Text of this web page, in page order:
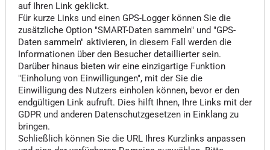
auf Ihren Link geklickt.
Für kurze Links und einen GPS-Logger können Sie die
zusätzliche Option "SMART-Daten sammeln" und "GPS-
Daten sammeln" aktivieren, in diesem Fall werden die
Informationen über den Besucher detaillierter sein.
Darüber hinaus bieten wir eine einzigartige Funktion
"Einholung von Einwilligungen", mit der Sie die
Einwilligung des Nutzers einholen können, bevor er den
endgültigen Link aufruft. Dies hilft Ihnen, Ihre Links mit der
GDPR und anderen Datenschutzgesetzen in Einklang zu
bringen.
Schließlich können Sie die URL Ihres Kurzlinks anpassen